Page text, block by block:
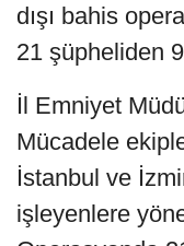
dışı bahis
21 şüpheliden
İl Emniyet
Mücadele
İstanbul ve
işleyenlere